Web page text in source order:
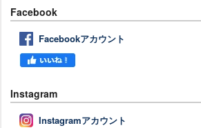
Facebook
Facebookアカウント
Instagram
Instagramアカウント